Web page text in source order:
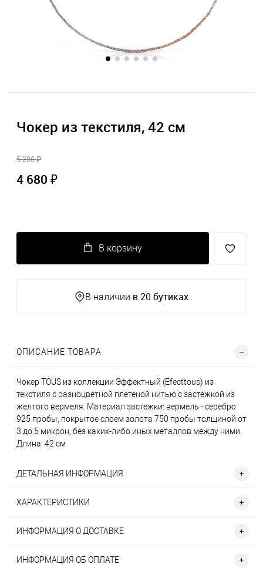
Чокер из текстиля, 42 см
5 200 ₽
4 680 ₽
В корзину
В наличии в 20 бутиках
ОПИСАНИЕ ТОВАРА
Чокер TOUS из коллекции Эффектный (Efecttous) из
текстиля с разноцветной плетеной нитью с застежкой из
желтого вермеля. Материал застежки: вермель - серебро
925 пробы, покрытое слоем золота 750 пробы толщиной от
3 до 5 микрон, без каких-либо иных металлов между ними.
Длина: 42 см
ДЕТАЛЬНАЯ ИНФОРМАЦИЯ
ХАРАКТЕРИСТИКИ
ИНФОРМАЦИЯ О ДОСТАВКЕ
ИНФОРМАЦИЯ ОБ ОПЛАТЕ